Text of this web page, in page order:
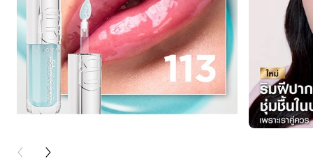
PREVIOUS CARD
NEXT CARD